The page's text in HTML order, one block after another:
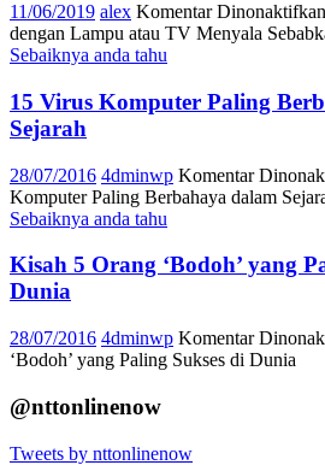
11/06/2019 alex Komentar Dinonaktifkan
dengan Lampu atau TV Menyala
Sebaiknya anda tahu
15 Virus Komputer Paling
Sejarah
28/07/2016 4dminwp Komentar
Komputer Paling Berbahaya dalam
Sebaiknya anda tahu
Kisah 5 Orang ‘Bodoh’ yang
Dunia
28/07/2016 4dminwp Komentar
‘Bodoh’ yang Paling Sukses di Dunia
@nttonlinenow
Tweets by nttonlinenow